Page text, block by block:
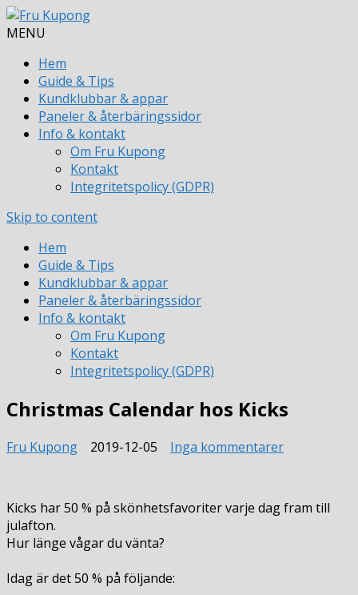
MENU
Hem
Guide & Tips
Kundklubbar & appar
Paneler & återbäringssidor
Info & kontakt
Om Fru Kupong
Kontakt
Integritetspolicy (GDPR)
Skip to content
Hem
Guide & Tips
Kundklubbar & appar
Paneler & återbäringssidor
Info & kontakt
Om Fru Kupong
Kontakt
Integritetspolicy (GDPR)
Christmas Calendar hos Kicks
Fru Kupong 2019-12-05 Inga kommentarertill
hos
Kicks
Kicks har 50 % på skönhetsfavoriter varje dag fram till
julafton.
Hur länge vågar du vänta?
Idag är det 50 % på följande: